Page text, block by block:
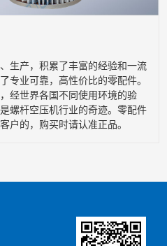
生产，积累了丰富的经验和一流
专业可靠，高性价比的零配件。
经世界各国不同使用环境的验
螺杆空压机行业的奇迹。零配件
户的，购买时请认准正品。